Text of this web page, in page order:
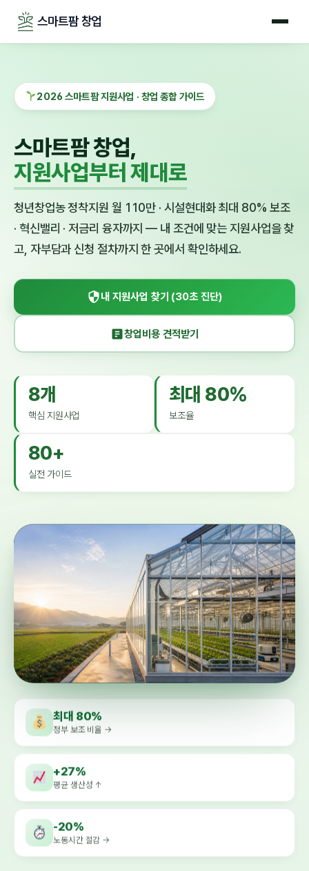
스마트팜 창업
2026 스마트팜 지원사업 · 창업 종합 가이드
스마트팜 창업,
지원사업부터 제대로
청년창업농 정착지원 월 110만 · 시설현대화 최대 80% 보조
· 혁신밸리 · 저금리 융자까지 — 내 조건에 맞는 지원사업을 찾
고, 자부담과 신청 절차까지 한 곳에서 확인하세요.
내 지원사업 찾기 (30초 진단)
창업비용 견적받기
8개
핵심 지원사업
최대 80%
보조율
80+
실전 가이드
최대 80%
정부 보조 비율 →
+27%
평균 생산성 ↑
-20%
노동시간 절감 →